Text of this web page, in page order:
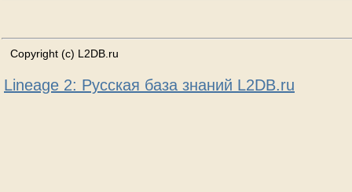
Copyright (c) L2DB.ru
Lineage 2: Русская база знаний L2DB.ru